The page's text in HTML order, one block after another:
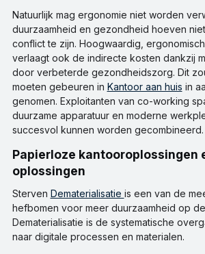
Natuurlijk mag ergonomie niet worden
duurzaamheid en gezondheid hoeven
conflict te zijn. Hoogwaardig,
verlaagt ook de indirecte kosten dankzij
door verbeterde gezondheidszorg. Dit
moeten gebeuren in Kantoor aan huis in
genomen. Exploitanten van co-working
duurzame apparatuur en moderne
succesvol kunnen worden gecombineerd.
Papierloze kantooroplossingen en digitale
oplossingen
Sterven Dematerialisatie is een van de
hefbomen voor meer duurzaamheid op
Dematerialisatie is de systematische
naar digitale processen en materialen.